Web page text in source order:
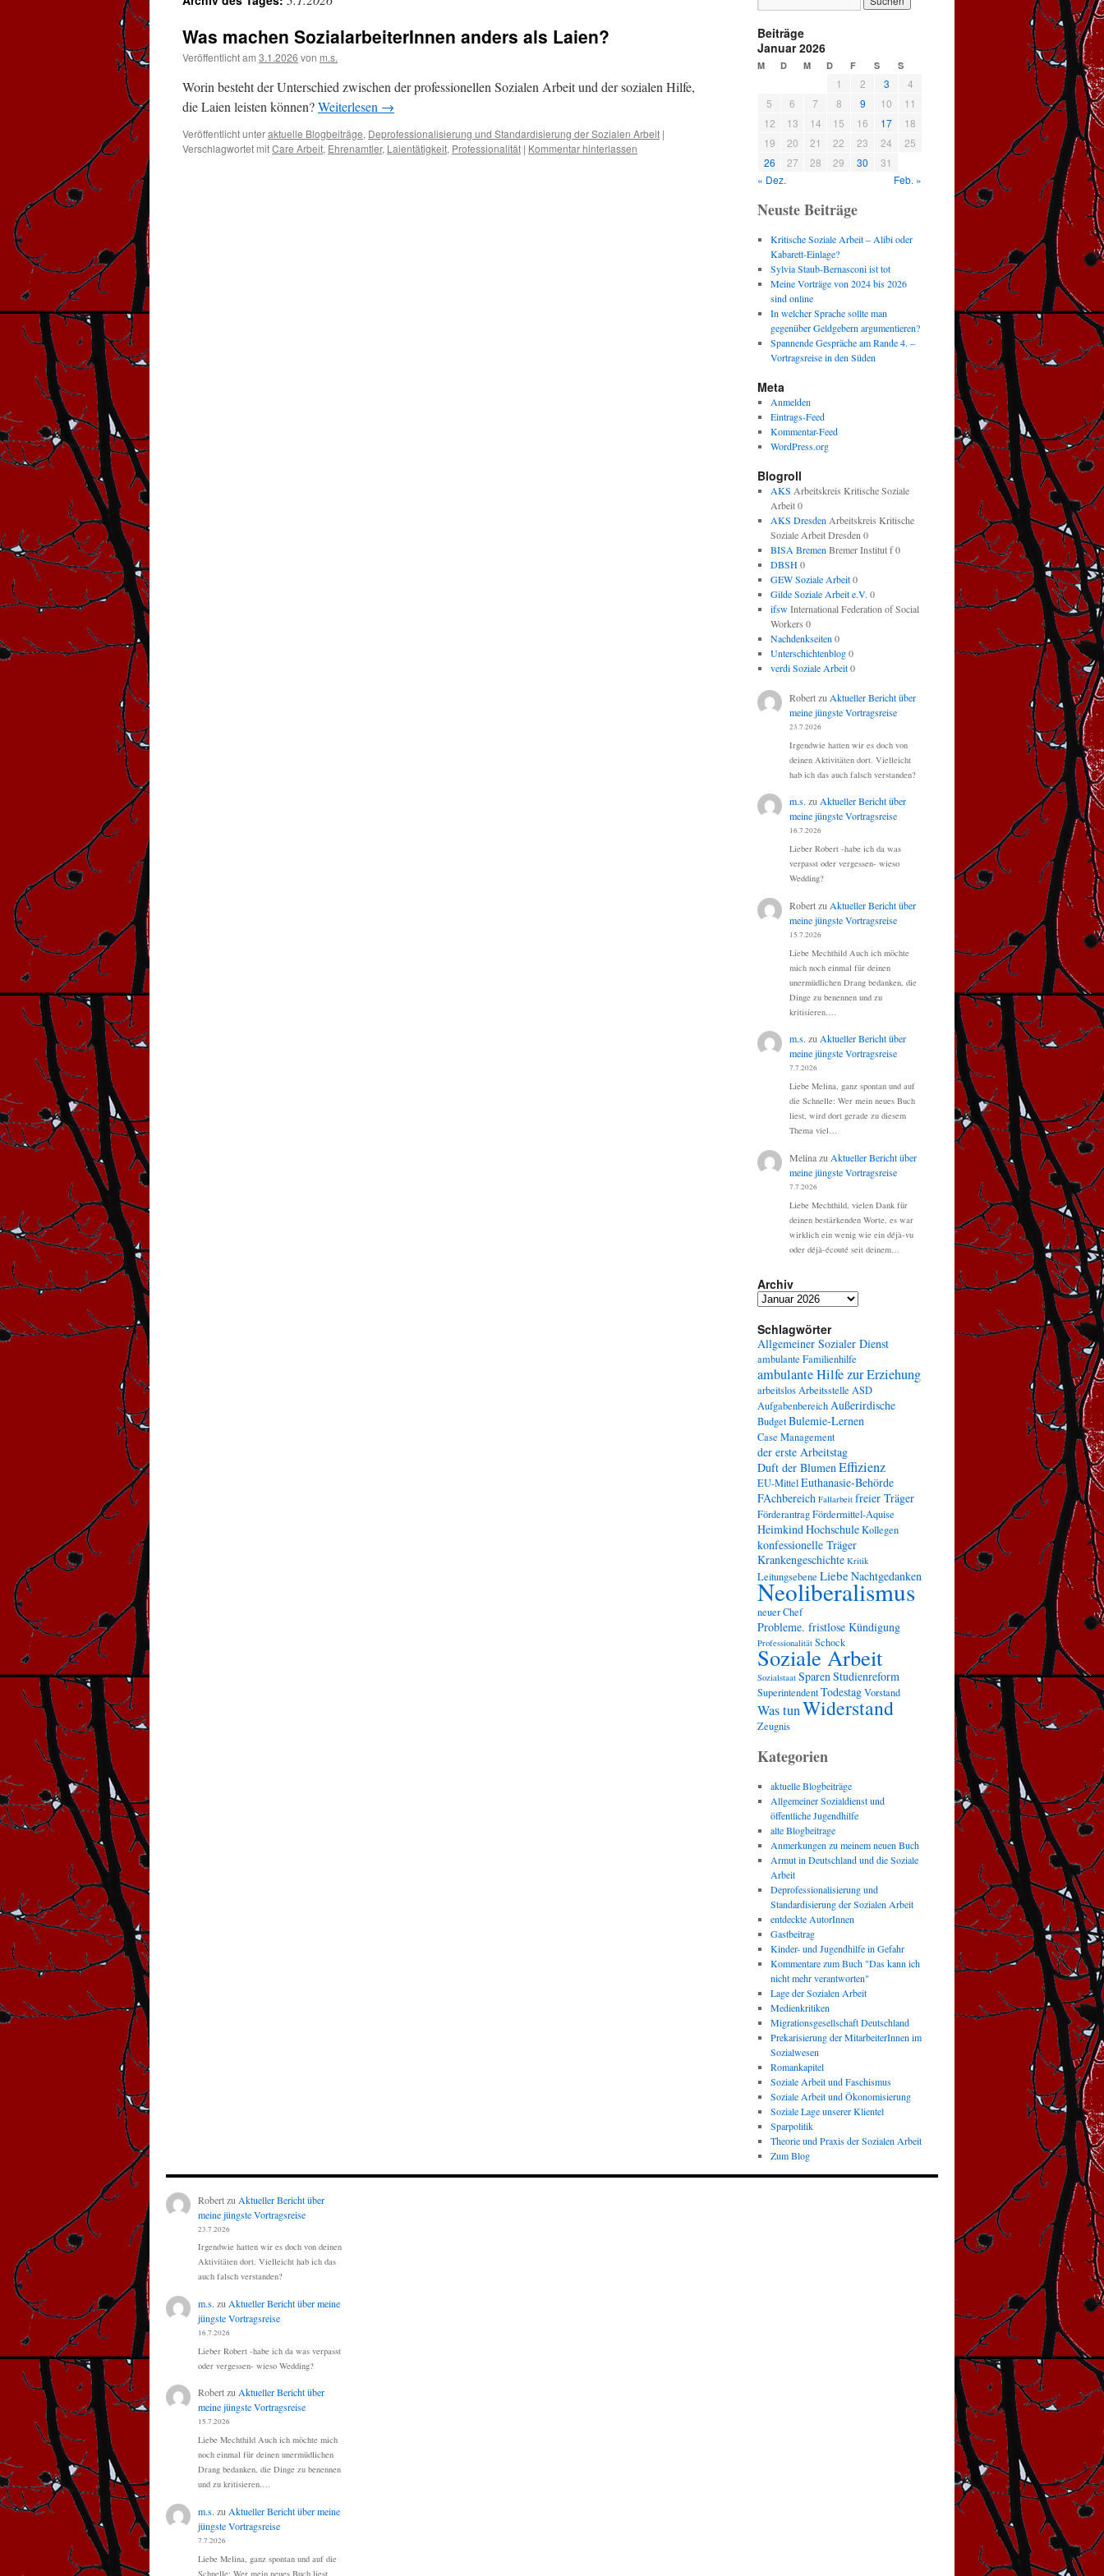
Was machen SozialarbeiterInnen anders als Laien?
Veröffentlicht am 3.1.2026 von m.s.
Worin besteht der Unterschied zwischen der professionellen Sozialen Arbeit und der sozialen Hilfe,
die Laien leisten können?Weiterlesen →
Veröffentlicht unteraktuelle Blogbeiträge, Deprofessionalisierung und Standardisierung der Sozialen Arbeit |
Verschlagwortet mitCare Arbeit, Ehrenamtler, Laientätigkeit, Professionalität | Kommentar hinterlassen
Beiträge
Januar 2026
M D M D F S S
1 2 3
4
5
6 7 8 9 10
11
12
13 14 15 16 17
18
19
20 21 22 23 24
25
26
27 28 29 30
31
« Dez.
Feb. »
Neuste Beiträge
Kritische Soziale Arbeit – Alibi oder
Kabarett-Einlage?
Sylvia Staub-Bernasconi ist tot
Meine Vorträge von 2024 bis 2026
sind online
In welcher Sprache sollte man
gegenüber Geldgebern argumentieren?
Spannende Gespräche am Rande 4. –
Vortragsreise in den Süden
Meta
Anmelden
Eintrags-Feed
Kommentar-Feed
WordPress.org
Blogroll
AKS Arbeitskreis Kritische Soziale
Arbeit 0
AKS Dresden Arbeitskreis Kritische
Soziale Arbeit Dresden 0
BISA Bremen Bremer Institut f 0
DBSH0
GEW Soziale Arbeit0
Gilde Soziale Arbeit e.V. 0
ifswInternational Federation of Social
Workers 0
Nachdenkseiten 0
Unterschichtenblog0
verdi Soziale Arbeit0
Robertzu Aktueller Bericht über
meine jüngste Vortragsreise
23.7.2026
Irgendwie hatten wir es doch von
deinen Aktivitäten dort. Vielleicht
hab ich das auch falsch verstanden?
m.s. zuAktueller Bericht über
meine jüngste Vortragsreise
16.7.2026
Lieber Robert -habe ich da was
verpasst oder vergessen- wieso
Wedding?
Robertzu Aktueller Bericht über
meine jüngste Vortragsreise
15.7.2026
Liebe Mechthild Auch ich möchte
mich noch einmal für deinen
unermüdlichen Drang bedanken, die
Dinge zu benennen und zu
kritisieren.…
m.s. zuAktueller Bericht über
meine jüngste Vortragsreise
7.7.2026
Liebe Melina, ganz spontan und auf
die Schnelle: Wer mein neues Buch
liest, wird dort gerade zu diesem
Thema viel…
Melinazu Aktueller Bericht über
meine jüngste Vortragsreise
7.7.2026
Liebe Mechthild, vielen Dank für
deinen bestärkenden Worte, es war
wirklich ein wenig wie ein déjà-vu
oder déjà-écouté seit deinem…
Archiv
Archiv
Schlagwörter
Allgemeiner Sozialer Dienst
ambulante Familienhilfe
ambulante Hilfe zur Erziehung
arbeitslosArbeitsstelle ASD
Aufgabenbereich Außerirdische
BudgetBulemie-Lernen
Case Management
der erste Arbeitstag
Duft der Blumen Effizienz
EU-MittelEuthanasie-Behörde
FAchbereich Fallarbeit freier Träger
FörderantragFördermittel-Aquise
Heimkind HochschuleKollegen
konfessionelle Träger
Krankengeschichte Kritik
Leitungsebene LiebeNachtgedanken
Neoliberalismus
neuer Chef
Probleme. fristlose Kündigung
Professionalität Schock
Soziale Arbeit
Sozialstaat Sparen Studienreform
SuperintendentTodestagVorstand
Was tunWiderstand
Zeugnis
Kategorien
aktuelle Blogbeiträge
Allgemeiner Sozialdienst und
öffentliche Jugendhilfe
alte Blogbeitrage
Anmerkungen zu meinem neuen Buch
Armut in Deutschland und die Soziale
Arbeit
Deprofessionalisierung und
Standardisierung der Sozialen Arbeit
entdeckte AutorInnen
Gastbeitrag
Kinder- und Jugendhilfe in Gefahr
Kommentare zum Buch "Das kann ich
nicht mehr verantworten"
Lage der Sozialen Arbeit
Medienkritiken
Migrationsgesellschaft Deutschland
Prekarisierung der MitarbeiterInnen im
Sozialwesen
Romankapitel
Soziale Arbeit und Faschismus
Soziale Arbeit und Ökonomisierung
Soziale Lage unserer Klientel
Sparpolitik
Theorie und Praxis der Sozialen Arbeit
Zum Blog
Robertzu Aktueller Bericht über
meine jüngste Vortragsreise
23.7.2026
Irgendwie hatten wir es doch von deinen
Aktivitäten dort. Vielleicht hab ich das
auch falsch verstanden?
m.s. zu Aktueller Bericht über meine
jüngste Vortragsreise
16.7.2026
Lieber Robert -habe ich da was verpasst
oder vergessen- wieso Wedding?
RobertzuAktueller Bericht über
meine jüngste Vortragsreise
15.7.2026
Liebe Mechthild Auch ich möchte mich
noch einmal für deinen unermüdlichen
Drang bedanken, die Dinge zu benennen
und zu kritisieren.…
m.s. zu Aktueller Bericht über meine
jüngste Vortragsreise
7.7.2026
Liebe Melina, ganz spontan und auf die
Schnelle: Wer mein neues Buch liest,